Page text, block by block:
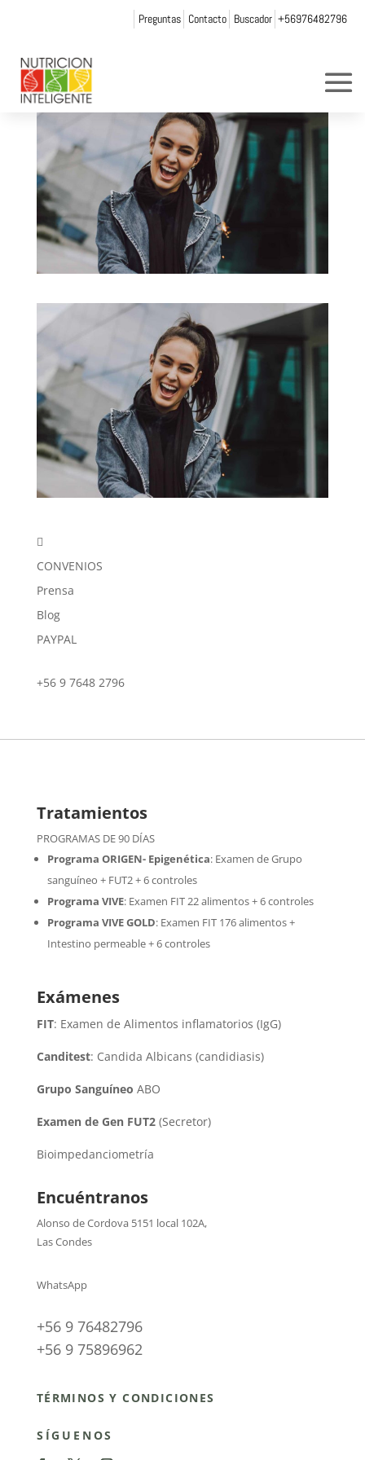
Preguntas Contacto Buscador +56976482796
porWeb Admin NI

CONVENIOS
Prensa
Blog
PAYPAL
+56 9 7648 2796
Tratamientos
PROGRAMAS DE 90 DÍAS
Programa ORIGEN- Epigenética:Examen de Grupo
sanguíneo + FUT2 + 6 controles
Programa VIVE: Examen FIT 22 alimentos + 6 controles
Programa VIVE GOLD: Examen FIT 176 alimentos +
Intestino permeable + 6 controles
Exámenes
FIT: Examen de Alimentos inflamatorios (IgG)
Canditest: Candida Albicans (candidiasis)
Grupo Sanguíneo ABO
Examen de Gen FUT2(Secretor)
Bioimpedanciometría
Encuéntranos
Alonso de Cordova 5151 local 102A,
Las Condes
WhatsApp
+56 9 76482796
+56 9 75896962
TÉRMINOS Y CONDICIONES
SÍGUENOS